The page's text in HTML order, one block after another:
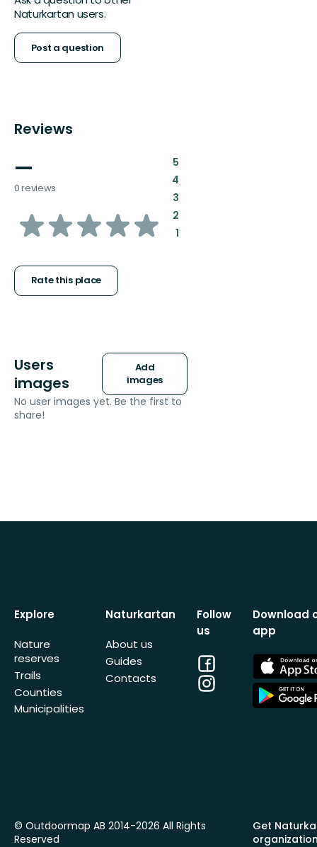
Naturkartan users.
Post a question
Reviews
—
0 reviews
of
stars
Rate this place
5:
4:
3:
2:
1:
Users
images
Add
images
No user images yet. Be the first to
share!
Explore
Nature
reserves
Trails
Counties
Municipalities
Naturkartan
About us
Guides
Contacts
Follow
us
Facebook
Instagram
Download
app
App
Store
App
Store
Get
© Outdoormap AB 2014-2026 All Rights
Reserved